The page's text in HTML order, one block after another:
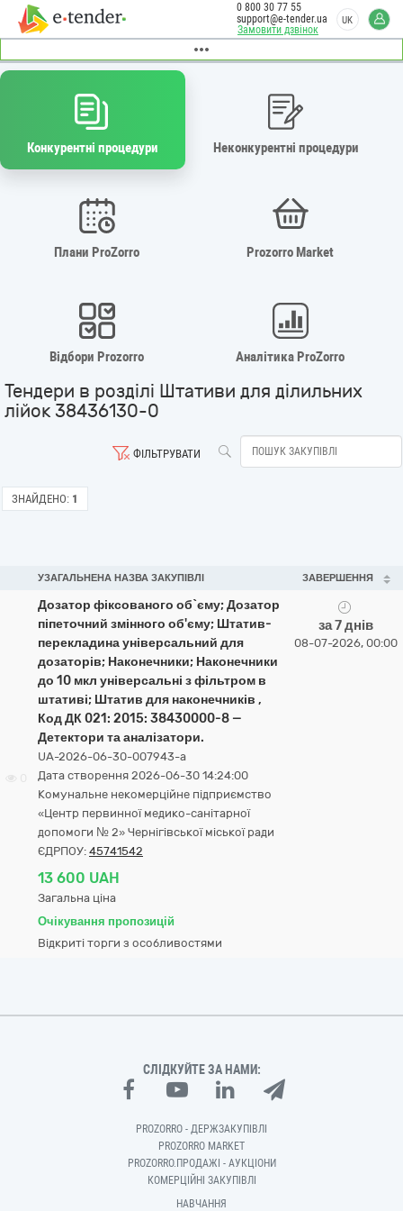
Замовити дзвінок
0 800 30 77 55
support@e-tender.ua
UK
Конкурентні процедури Неконкурентні процедури
Плани ProZorro Prozorro Market
Відбори Prozorro Аналітика ProZorro
Тендери в розділі Штативи для ділильних
лійок 38436130-0
ФІЛЬТРУВАТИ
ЗНАЙДЕНО: 1
УЗАГАЛЬНЕНА НАЗВА ЗАКУПІВЛІ ЗАВЕРШЕННЯ
Дозатор фіксованого об`єму; Дозатор
піпеточний змінного об'єму; Штатив-
перекладина універсальний для
дозаторів; Наконечники; Наконечники
до 10 мкл універсальні з фільтром в
штативі; Штатив для наконечників ,
Код ДК 021: 2015: 38430000-8 —
Детектори та аналізатори.
UA-2026-06-30-007943-a
Дата створення 2026-06-30 14:24:00
Комунальне некомерційне підприємство
«Центр первинної медико-санітарної
допомоги № 2» Чернігівської міської ради
ЄДРПОУ: 45741542
13 600 UAH
Загальна ціна
Очікування пропозицій
Відкриті торги з особливостями
за 7 днів
08-07-2026, 00:00
СЛІДКУЙТЕ ЗА НАМИ:
PROZORRO - ДЕРЖЗАКУПІВЛІ
PROZORRO MARKET
PROZORRO.ПРОДАЖІ - АУКЦІОНИ
КОМЕРЦІЙНІ ЗАКУПІВЛІ
НАВЧАННЯ